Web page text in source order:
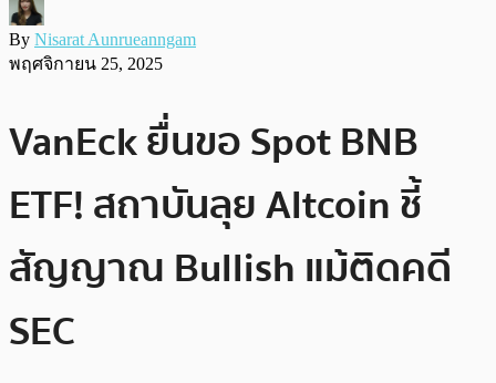
By Nisarat Aunrueanngam
พฤศจิกายน 25, 2025
VanEck ยื่นขอ Spot BNB
ETF! สถาบันลุย Altcoin ชี้
สัญญาณ Bullish แม้ติดคดี
SEC